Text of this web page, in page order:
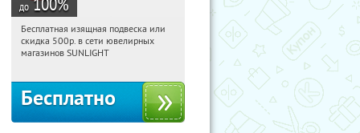
до
15:01:32 Получили:
Россия
Бесплатная изящная подвеска или
скидка 500р. в сети ювелирных
магазинов SUNLIGHT
Бесплатно